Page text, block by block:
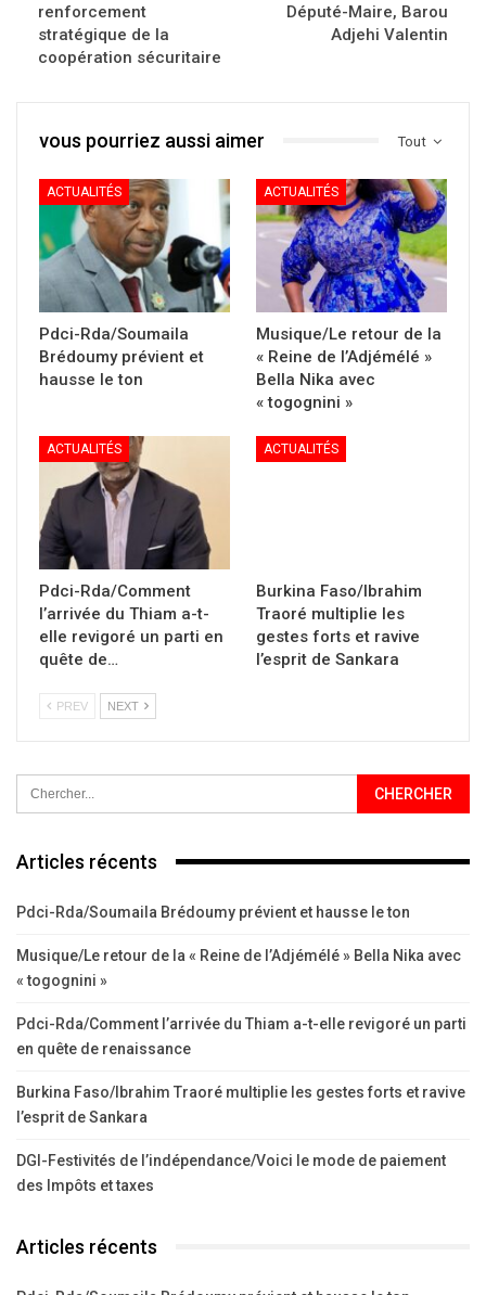
renforcement
stratégique de la
coopération sécuritaire
Député-Maire, Barou
Adjehi Valentin
Tout
vous pourriez aussi aimer
ACTUALITÉS
Pdci-Rda/Soumaila
Brédoumy prévient et
hausse le ton
ACTUALITÉS
Musique/Le retour de la
« Reine de l’Adjémélé »
Bella Nika avec
« togognini »
ACTUALITÉS
Pdci-Rda/Comment
l’arrivée du Thiam a-t-
elle revigoré un parti en
quête de…
ACTUALITÉS
Burkina Faso/Ibrahim
Traoré multiplie les
gestes forts et ravive
l’esprit de Sankara
PREV NEXT
Articles récents
Pdci-Rda/Soumaila Brédoumy prévient et hausse le ton
Musique/Le retour de la « Reine de l’Adjémélé » Bella Nika avec
« togognini »
Pdci-Rda/Comment l’arrivée du Thiam a-t-elle revigoré un parti
en quête de renaissance
Burkina Faso/Ibrahim Traoré multiplie les gestes forts et ravive
l’esprit de Sankara
DGI-Festivités de l’indépendance/Voici le mode de paiement
des Impôts et taxes
Articles récents